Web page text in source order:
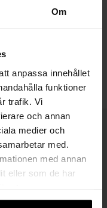
Om
anpassa innehållet
funktioner
trafik. Vi
och annan
medier och
med.
med annan
eller som de har